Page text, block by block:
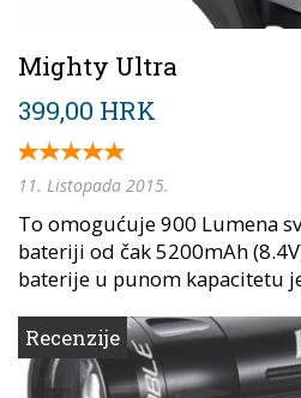
Mighty Ultra
399,00 HRK
11. Listopada 2015.
To omogućuje 900 Lumena
bateriji od čak 5200mAh
baterije u punom kapacitetu
Recenzije